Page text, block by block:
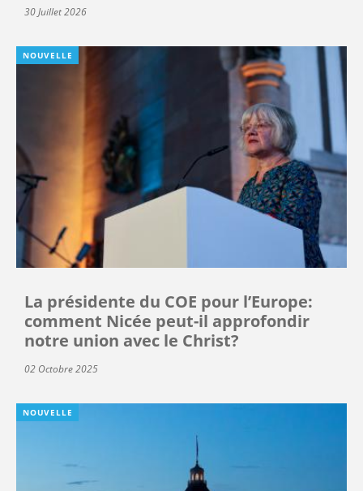
30 Juillet 2026
NOUVELLE
La présidente du COE pour l’Europe:
comment Nicée peut-il approfondir
notre union avec le Christ?
02 Octobre 2025
NOUVELLE